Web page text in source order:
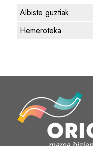
Albiste guztiak
Hemeroteka